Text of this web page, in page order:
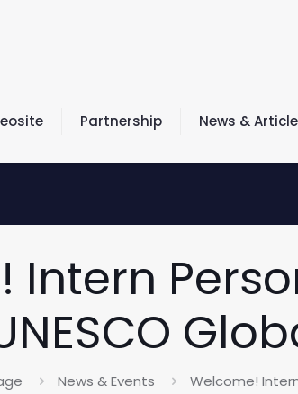
Partnership News &
Intern
News & Events Welcome!